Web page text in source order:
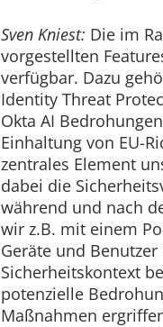
Sven Kniest: Die im
vorgestellten
verfügbar. Dazu
Identity Threat
Okta AI
Einhaltung von EU-
zentrales Element
dabei die
während und nach
wir z.B. mit einem
Geräte und
Sicherheitskontext
potenzielle
Maßnahmen